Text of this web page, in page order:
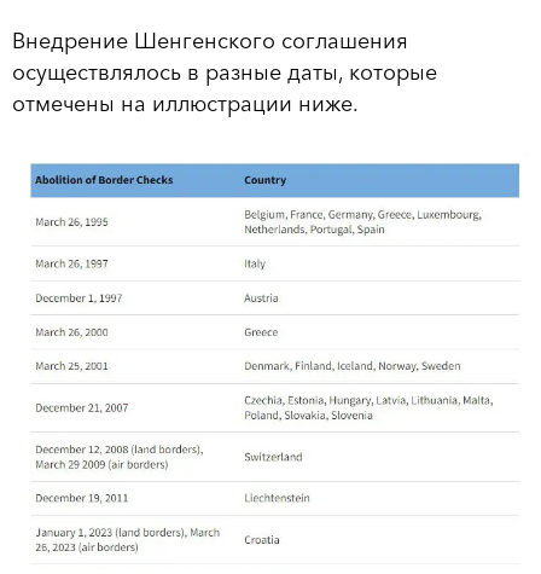
Внедрение Шенгенского соглашения
осуществлялось в разные даты, которые
отмечены на иллюстрации ниже.